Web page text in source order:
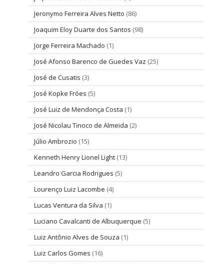
Jeronymo Ferreira Alves Netto (86)
Joaquim Eloy Duarte dos Santos (98)
Jorge Ferreira Machado (1)
José Afonso Barenco de Guedes Vaz (25)
José de Cusatis (3)
José Kopke Fróes (5)
José Luiz de Mendonça Costa (1)
José Nicolau Tinoco de Almeida (2)
Júlio Ambrozio (15)
Kenneth Henry Lionel Light (13)
Leandro Garcia Rodrigues (5)
Lourenço Luiz Lacombe (4)
Lucas Ventura da Silva (1)
Luciano Cavalcanti de Albuquerque (5)
Luiz Antônio Alves de Souza (1)
Luiz Carlos Gomes (16)